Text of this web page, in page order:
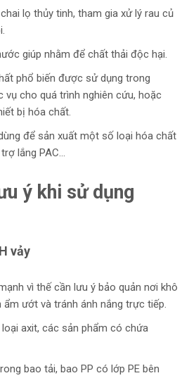
lọ thủy tinh, tham gia xử lý rau củ
giúp nhằm để chất thải độc hại.
phổ biến được sử dụng trong
vụ cho quá trình nghiên cứu, hoặc
bị hóa chất.
để sản xuất một số loại hóa chất
lắng PAC…
ý khi sử dụng
vảy
vì thế cần lưu ý bảo quản nơi khô
ướt và tránh ánh nắng trực tiếp.
axit, các sản phẩm có chứa
bao tải, bao PP có lớp PE bên